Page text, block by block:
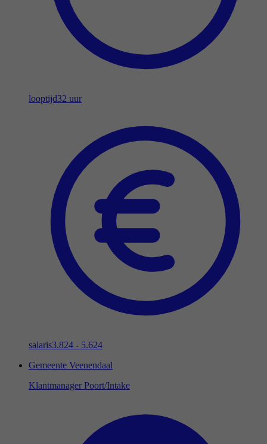
looptijd32 uur
salaris3.824 - 5.624
Gemeente Veenendaal
Klantmanager Poort/Intake